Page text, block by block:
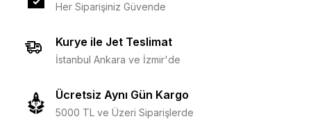
Her Siparişiniz Güvende
Kurye ile Jet Teslimat
İstanbul Ankara ve İzmir'de
Ücretsiz Aynı Gün Kargo
5000 TL ve Üzeri Siparişlerde